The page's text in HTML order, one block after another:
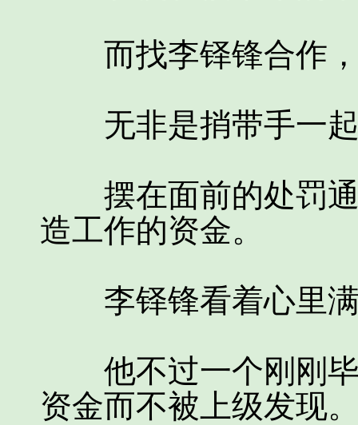
而找李铎锋合作，
无非是捎带手一起
摆在面前的处罚通
造工作的资金。
李铎锋看着心里满
他不过一个刚刚毕
资金而不被上级发现